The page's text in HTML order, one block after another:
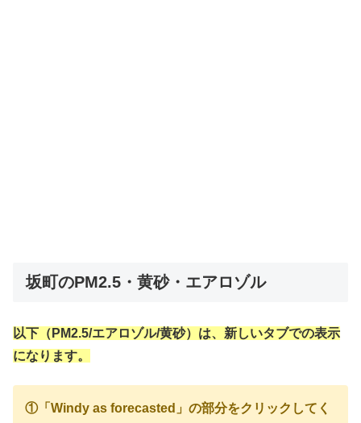
坂町のPM2.5・黄砂・エアロゾル
以下（PM2.5/エアロゾル/黄砂）は、新しいタブでの表示
になります。
①「Windy as forecasted」の部分をクリックしてく